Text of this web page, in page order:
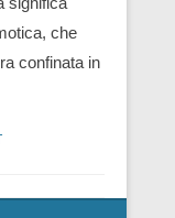
che
confinata in